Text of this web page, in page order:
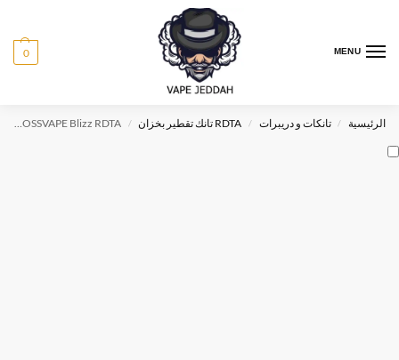
MENU
0
الرئيسية / تانكات و دريبرات / RDTA تانك تقطير بخزان /
E-BOSSVAPE Blizz RDTA